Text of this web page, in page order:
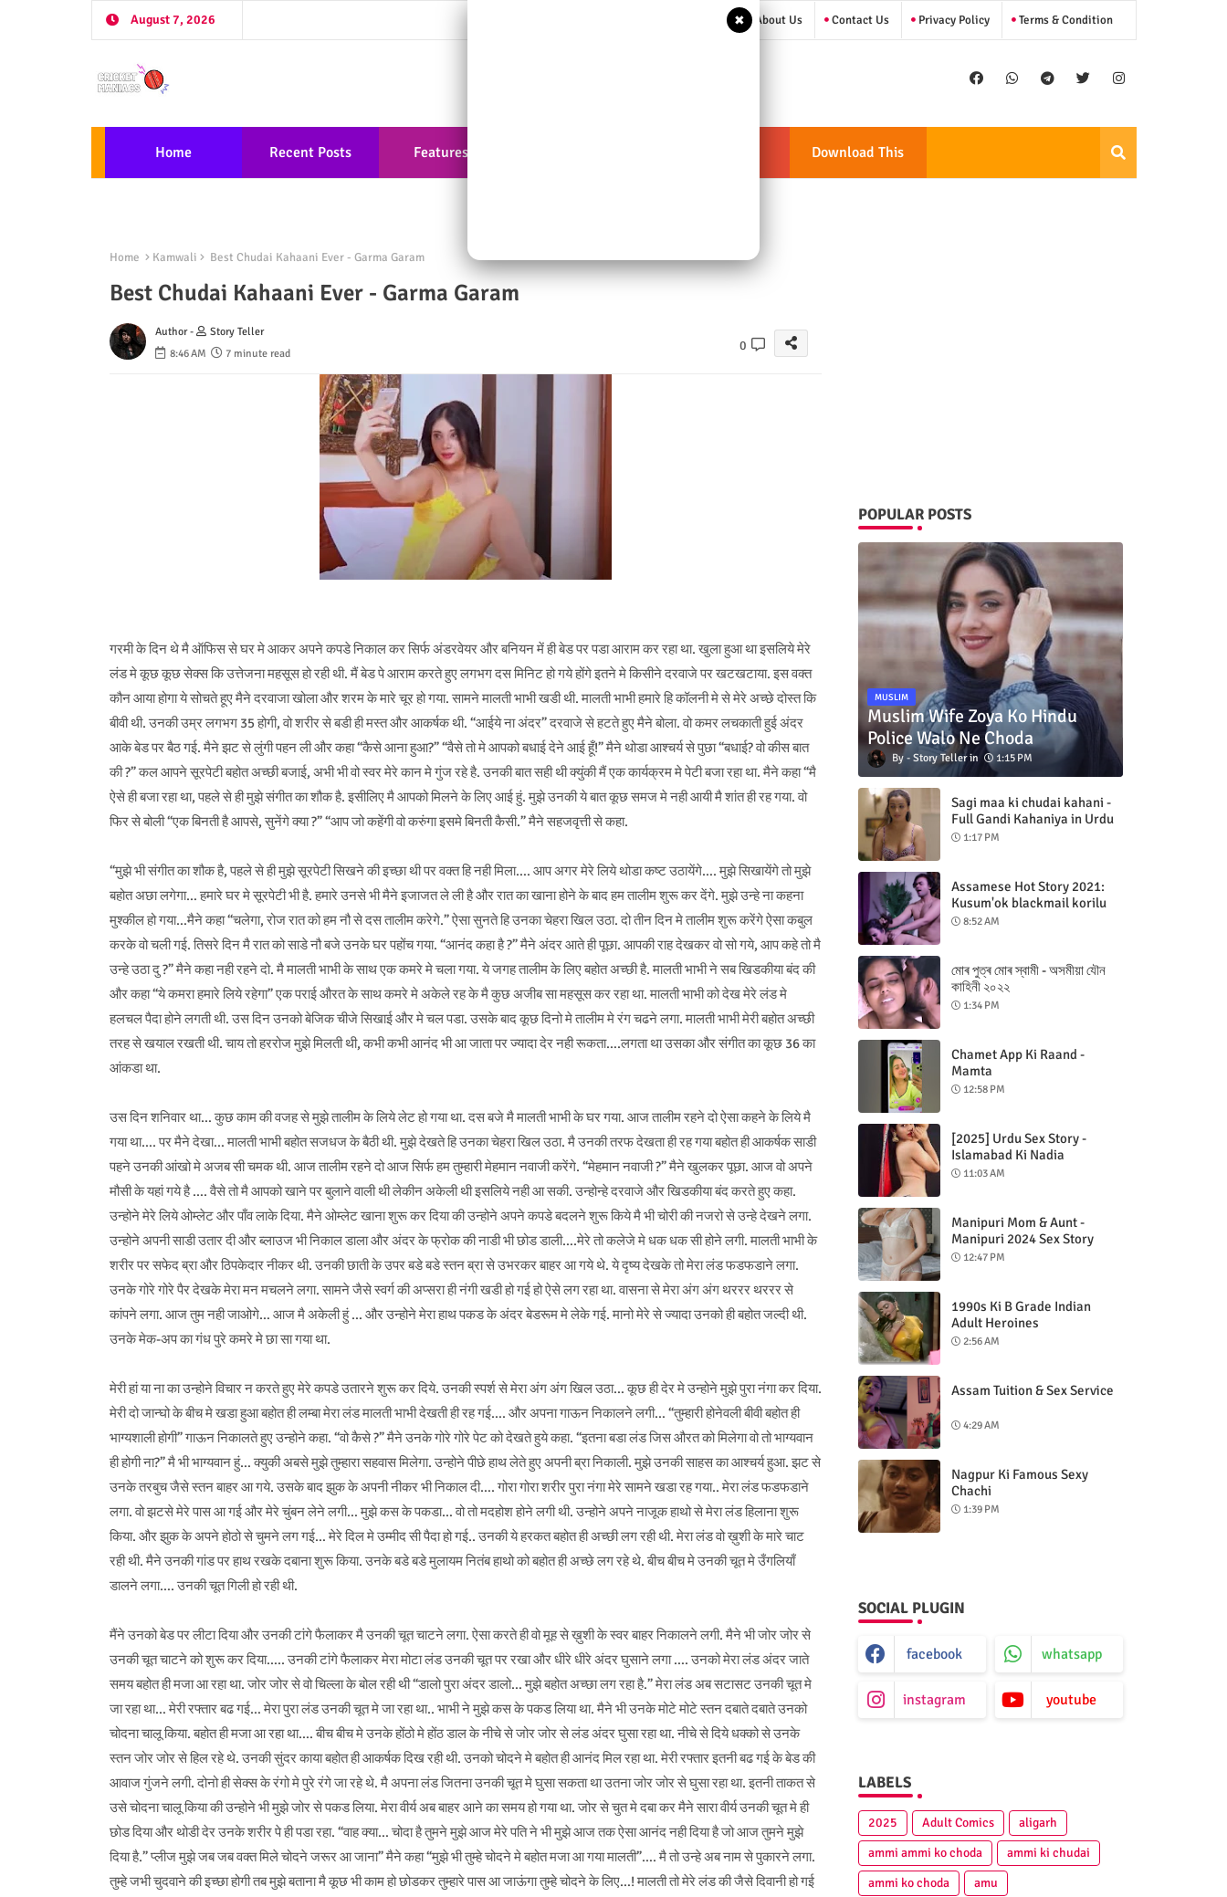
August 7, 2026 About Us Contact Us Privacy Policy Terms & Condition
Home Recent Posts Features Download This
Home Kamwali Best Chudai Kahaani Ever - Garma Garam
Best Chudai Kahaani Ever - Garma Garam
Author -
Story Teller
8:46 AM
7 minute read
0
गरमी के दिन थे मै ऑफिस से घर मे आकर अपने कपडे निकाल कर सिर्फ अंडरवेयर और बनियन में ही बेड पर पडा आराम कर रहा था. खुला हुआ था इसलिये मेरे
लंड मे कूछ कूछ सेक्स कि उत्तेजना महसूस हो रही थी. मैं बेड पे आराम करते हुए लगभग दस मिनिट हो गये होंगे इतने मे किसीने दरवाजे पर खटखटाया. इस वक्त
कौन आया होगा ये सोचते हूए मैने दरवाजा खोला और शरम के मारे चूर हो गया. सामने मालती भाभी खडी थी. मालती भाभी हमारे हि कॉलनी मे से मेरे अच्छे दोस्त कि
बीवी थी. उनकी उम्र लगभग 35 होगी, वो शरीर से बडी ही मस्त और आकर्षक थी. “आईये ना अंदर” दरवाजे से हटते हुए मैने बोला. वो कमर लचकाती हुई अंदर
आके बेड पर बैठ गई. मैने झट से लुंगी पहन ली और कहा “कैसे आना हुआ?” “वैसे तो मे आपको बधाई देने आई हूँ!” मैने थोडा आश्चर्य से पुछा “बधाई? वो कीस बात
की ?” कल आपने सूरपेटी बहोत अच्छी बजाई, अभी भी वो स्वर मेरे कान मे गुंज रहे है. उनकी बात सही थी क्युंकी मैं एक कार्यक्रम मे पेटी बजा रहा था. मैने कहा “मै
ऐसे ही बजा रहा था, पहले से ही मुझे संगीत का शौक है. इसीलिए मै आपको मिलने के लिए आई हुं. मुझे उनकी ये बात कूछ समज मे नही आयी मै शांत ही रह गया. वो
फिर से बोली “एक बिनती है आपसे, सुनेंगे क्या ?” “आप जो कहेंगी वो करुंगा इसमे बिनती कैसी.” मैने सहजवृत्ती से कहा.
“मुझे भी संगीत का शौक है, पहले से ही मुझे सूरपेटी सिखने की इच्छा थी पर वक्त हि नही मिला…. आप अगर मेरे लिये थोडा कष्ट उठायेंगे…. मुझे सिखायेंगे तो मुझे
बहोत अछा लगेगा… हमारे घर मे सूरपेटी भी है. हमारे उनसे भी मैने इजाजत ले ली है और रात का खाना होने के बाद हम तालीम शुरू कर देंगे. मुझे उन्हे ना कहना
मुश्कील हो गया…मैने कहा “चलेगा, रोज रात को हम नौ से दस तालीम करेगे.” ऐसा सुनते हि उनका चेहरा खिल उठा. दो तीन दिन मे तालीम शुरू करेंगे ऐसा कबुल
करके वो चली गई. तिसरे दिन मै रात को साडे नौ बजे उनके घर पहोंच गया. “आनंद कहा है ?” मैने अंदर आते ही पूछा. आपकी राह देखकर वो सो गये, आप कहे तो मै
उन्हे उठा दु ?” मैने कहा नही रहने दो. मै मालती भाभी के साथ एक कमरे मे चला गया. ये जगह तालीम के लिए बहोत अच्छी है. मालती भाभी ने सब खिडकीया बंद की
और कहा “ये कमरा हमारे लिये रहेगा” एक पराई औरत के साथ कमरे मे अकेले रह के मै कुछ अजीब सा महसूस कर रहा था. मालती भाभी को देख मेरे लंड मे
हलचल पैदा होने लगती थी. उस दिन उनको बेजिक चीजे सिखाई और मे चल पडा. उसके बाद कूछ दिनो मे तालीम मे रंग चढने लगा. मालती भाभी मेरी बहोत अच्छी
तरह से खयाल रखती थी. चाय तो हररोज मुझे मिलती थी, कभी कभी आनंद भी आ जाता पर ज्यादा देर नही रूकता….लगता था उसका और संगीत का कूछ 36 का
आंकडा था.
उस दिन शनिवार था… कुछ काम की वजह से मुझे तालीम के लिये लेट हो गया था. दस बजे मै मालती भाभी के घर गया. आज तालीम रहने दो ऐसा कहने के लिये मै
गया था…. पर मैने देखा… मालती भाभी बहोत सजधज के बैठी थी. मुझे देखते हि उनका चेहरा खिल उठा. मै उनकी तरफ देखता ही रह गया बहोत ही आकर्षक साडी
पहने उनकी आंखो मे अजब सी चमक थी. आज तालीम रहने दो आज सिर्फ हम तुम्हारी मेहमान नवाजी करेंगे. “मेहमान नवाजी ?” मैने खुलकर पूछा. आज वो अपने
मौसी के यहां गये है …. वैसे तो मै आपको खाने पर बुलाने वाली थी लेकीन अकेली थी इसलिये नही आ सकी. उन्होन्हे दरवाजे और खिडकीया बंद करते हुए कहा.
उन्होने मेरे लिये ओम्लेट और पाँव लाके दिया. मैने ओम्लेट खाना शुरू कर दिया की उन्होने अपने कपडे बदलने शुरू किये मै भी चोरी की नजरो से उन्हे देखने लगा.
उन्होने अपनी साडी उतार दी और ब्लाउज भी निकाल डाला और अंदर के फ्रोक की नाडी भी छोड डाली….मेरे तो कलेजे मे धक धक सी होने लगी. मालती भाभी के
शरीर पर सफेद ब्रा और ठिपकेदार नीकर थी. उनकी छाती के उपर बडे बडे स्तन ब्रा से उभरकर बाहर आ गये थे. ये दृष्य देखके तो मेरा लंड फडफडाने लगा.
उनके गोरे गोरे पैर देखके मेरा मन मचलने लगा. सामने जैसे स्वर्ग की अप्सरा ही नंगी खडी हो गई हो ऐसे लग रहा था. वासना से मेरा अंग अंग थररर थररर से
कांपने लगा. आज तुम नही जाओगे… आज मै अकेली हुं … और उन्होने मेरा हाथ पकड के अंदर बेडरूम मे लेके गई. मानो मेरे से ज्यादा उनको ही बहोत जल्दी थी.
उनके मेक-अप का गंध पुरे कमरे मे छा सा गया था.
मेरी हां या ना का उन्होने विचार न करते हुए मेरे कपडे उतारने शुरू कर दिये. उनकी स्पर्श से मेरा अंग अंग खिल उठा… कूछ ही देर मे उन्होने मुझे पुरा नंगा कर दिया.
मेरी दो जान्घो के बीच मे खडा हुआ बहोत ही लम्बा मेरा लंड मालती भाभी देखती ही रह गई…. और अपना गाऊन निकालने लगी… “तुम्हारी होनेवली बीवी बहोत ही
भाग्यशाली होगी” गाऊन निकालते हुए उन्होने कहा. “वो कैसे ?” मैने उनके गोरे गोरे पेट को देखते हुये कहा. “इतना बडा लंड जिस औरत को मिलेगा वो तो भाग्यवान
ही होगी ना?” मै भी भाग्यवान हुं… क्युकी अबसे मुझे तुम्हारा सहवास मिलेगा. उन्होने पीछे हाथ लेते हुए अपनी ब्रा निकाली. मुझे उनकी साहस का आश्चर्य हुआ. झट से
उनके तरबुच जैसे स्तन बाहर आ गये. उसके बाद झुक के अपनी नीकर भी निकाल दी…. गोरा गोरा शरीर पुरा नंगा मेरे सामने खडा रह गया.. मेरा लंड फडफडाने
लगा. वो झटसे मेरे पास आ गई और मेरे चुंबन लेने लगी… मुझे कस के पकडा… वो तो मदहोश होने लगी थी. उन्होने अपने नाजूक हाथो से मेरा लंड हिलाना शुरू
किया. और झुक के अपने होठो से चुमने लग गई… मेरे दिल मे उम्मीद सी पैदा हो गई.. उनकी ये हरकत बहोत ही अच्छी लग रही थी. मेरा लंड वो ख़ुशी के मारे चाट
रही थी. मैने उनकी गांड पर हाथ रखके दबाना शुरू किया. उनके बडे बडे मुलायम नितंब हाथो को बहोत ही अच्छे लग रहे थे. बीच बीच मे उनकी चूत मे उँगलियाँ
डालने लगा…. उनकी चूत गिली हो रही थी.
मैंने उनको बेड पर लीटा दिया और उनकी टांगे फैलाकर मै उनकी चूत चाटने लगा. ऐसा करते ही वो मूह से ख़ुशी के स्वर बाहर निकालने लगी. मैने भी जोर जोर से
उनकी चूत चाटने को शुरू कर दिया….. उनकी टांगे फैलाकर मेरा मोटा लंड उनकी चूत पर रखा और धीरे धीरे अंदर घुसाने लगा …. उनको मेरा लंड अंदर जाते
समय बहोत ही मजा आ रहा था. जोर जोर से वो चिल्ला के बोल रही थी “डालो पुरा अंदर डालो… मुझे बहोत अच्छा लग रहा है.” मेरा लंड अब सटासट उनकी चूत मे
जा रहा था… मेरी रफ्तार बढ गई… मेरा पुरा लंड उनकी चूत मे जा रहा था.. भाभी ने मुझे कस के पकड लिया था. मैने भी उनके मोटे मोटे स्तन दबाते दबाते उनको
चोदना चालू किया. बहोत ही मजा आ रहा था…. बीच बीच मे उनके होंठो मे होंठ डाल के नीचे से जोर जोर से लंड अंदर घुसा रहा था. नीचे से दिये धक्को से उनके
स्तन जोर जोर से हिल रहे थे. उनकी सुंदर काया बहोत ही आकर्षक दिख रही थी. उनको चोदने मे बहोत ही आनंद मिल रहा था. मेरी रफ्तार इतनी बढ गई के बेड की
आवाज गुंजने लगी. दोनो ही सेक्स के रंगो मे पुरे रंगे जा रहे थे. मै अपना लंड जितना उनकी चूत मे घुसा सकता था उतना जोर जोर से घुसा रहा था. इतनी ताकत से
उसे चोदना चालू किया की उन्होने भी मुझे जोर से पकड लिया. मेरा वीर्य अब बाहर आने का समय हो गया था. जोर से चुत मे दबा कर मैने सारा वीर्य उनकी चूत मे ही
छोड दिया और थोडी देर उनके शरीर पे ही पडा रहा. “वाह क्या… चोदा है तुमने मुझे आज मेरे पति ने भी मुझे आज तक ऐसा आनंद नही दिया है जो आज तुमने मुझे
दिया है.” प्लीज मुझे जब जब वक्त मिले चोदने जरूर आ जाना” मैने कहा “मुझे भी तुम्हे चोदने मे बहोत मजा आ गया मालती”…. मै तो उन्हे अब नाम से पुकारने लगा.
तुम्हे जभी चुदवाने की इच्छा होगी तब मुझे बताना मै कूछ भी काम हो छोडकर तुम्हारे पास आ जाऊंगा तुम्हे चोदने के लिए…! मालती तो मेरे लंड की जैसे दिवानी हो गई
✖
POPULAR POSTS
MUSLIM
Muslim Wife Zoya Ko Hindu
Police Walo Ne Choda
Story Teller 1:15 PM
Sagi maa ki chudai kahani -
Full Gandi Kahaniya in Urdu
1:17 PM
Assamese Hot Story 2021:
Kusum'ok blackmail korilu
8:52 AM
মোৰ পুত্ৰ মোৰ স্বামী - অসমীয়া যৌন
কাহিনী ২০২২
1:34 PM
Chamet App Ki Raand -
Mamta
12:58 PM
[2025] Urdu Sex Story -
Islamabad Ki Nadia
11:03 AM
Manipuri Mom & Aunt -
Manipuri 2024 Sex Story
12:47 PM
1990s Ki B Grade Indian
Adult Heroines
2:56 AM
Assam Tuition & Sex Service
4:29 AM
Nagpur Ki Famous Sexy
Chachi
1:39 PM
SOCIAL PLUGIN
facebook whatsapp
instagram youtube
LABELS
2025 Adult Comics
aligarh
ammi ammi ko choda
ammi ki chudai
ammi ko choda
amu